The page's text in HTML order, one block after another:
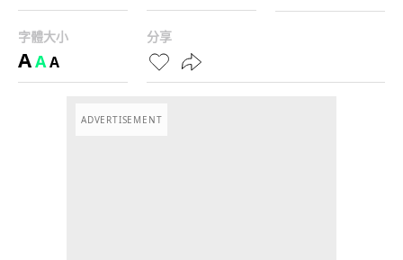
字體大小
AAA
分享
ADVERTISEMENT